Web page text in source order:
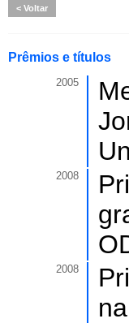
Voltar
Prêmios e títulos
2005
2008
2008